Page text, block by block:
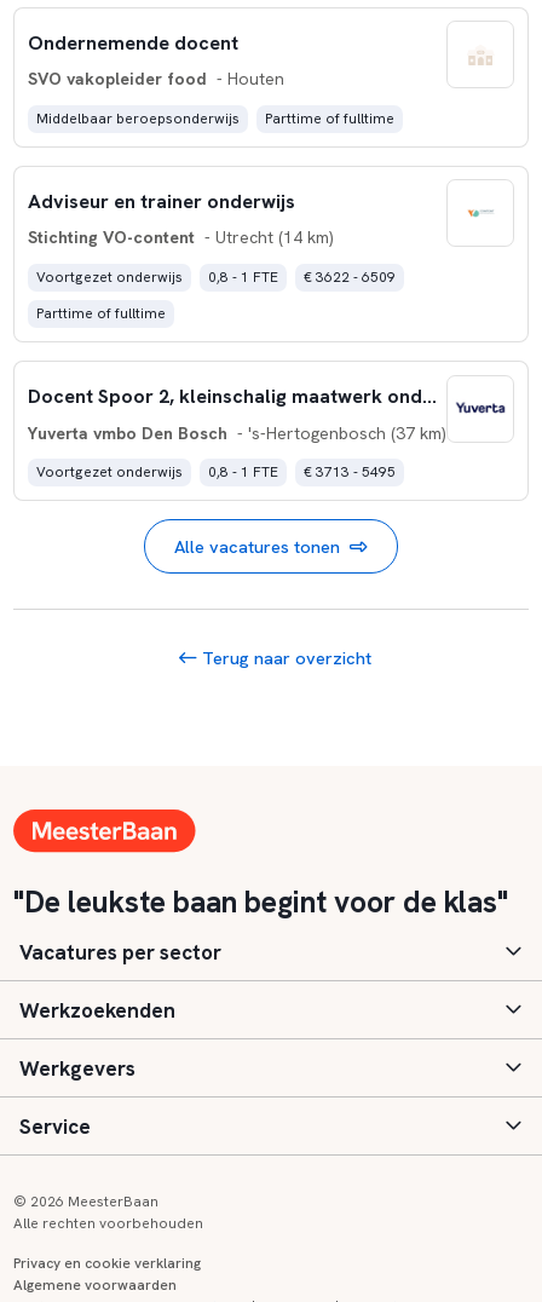
Ondernemende docent
SVO vakopleider food - Houten
Middelbaar beroepsonderwijs Parttime of fulltime
Adviseur en trainer onderwijs
Stichting VO-content - Utrecht (14 km)
Voortgezet onderwijs 0,8 - 1 FTE
€ 3622 - 6509
Parttime of fulltime
Docent Spoor 2, kleinschalig maatwerk onderwijs
Yuverta vmbo Den Bosch - 's-Hertogenbosch (37 km)
Voortgezet onderwijs 0,8 - 1 FTE € 3713 - 5495
Alle vacatures tonen
Terug naar overzicht
"De leukste baan begint voor de klas"
Vacatures per sector
Basisonderwijs
Speciaal (basis) onderwijs
Voortgezet onderwijs
Werkzoekenden
Aanmelden
Vacatures
Werkgevers
Inloggen
Service
© 2026 MeesterBaan
Alle rechten voorbehouden
Privacy en cookie verklaring
Algemene voorwaarden